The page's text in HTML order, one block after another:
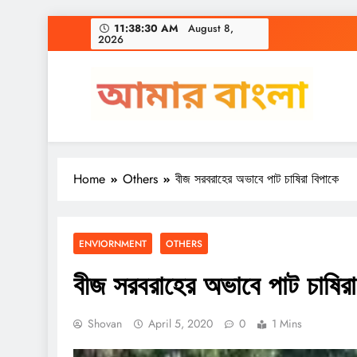
11:38:31 AM August 8, 2026
Amar Bangla
Home Others বীজ সরবরাহের অভাবে পাট চাষিরা বিপাকে
ENVIORNMENT OTHERS
বীজ সরবরাহের অভাবে পাট
Shovan April 5, 2020 0 1 Mins